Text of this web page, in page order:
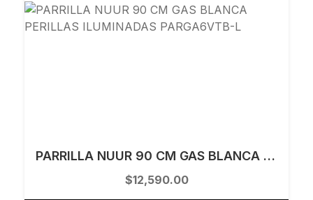
PARRILLA NUUR 90 CM GAS BLANCA PERILLAS ILUMINADAS PARGA6VTB-L
$12,590.00